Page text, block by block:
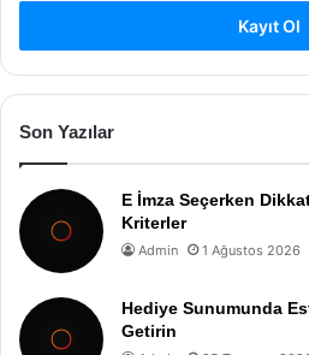
Kayıt Ol
Son Yazılar
E İmza Seçerken
Kriterler
Admin 1 Ağustos 2026
Hediye Sunumunda
Getirin